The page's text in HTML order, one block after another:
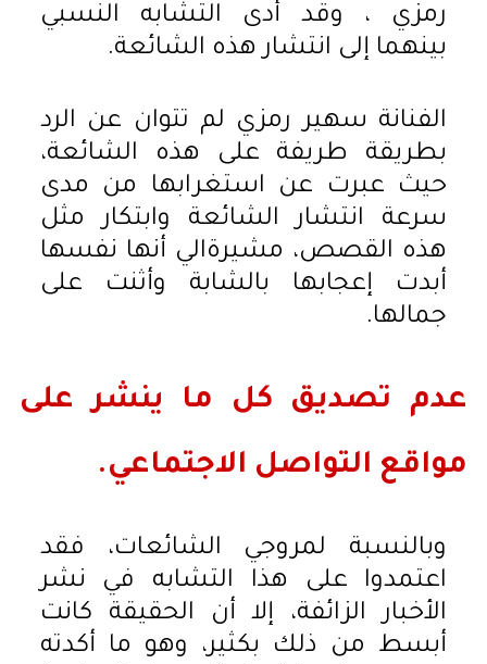
رمزي ، وقد أدى التشابه النسبي
بينهما إلى انتشار هذه الشائعة.
الفنانة سهير رمزي لم تتوان عن الرد
بطريقة طريفة على هذه الشائعة،
حيث عبرت عن استغرابها من مدى
سرعة انتشار الشائعة وابتكار مثل
هذه القصص، مشيرةالي أنها نفسها
أبدت إعجابها بالشابة وأثنت على
جمالها.
عدم تصديق كل ما ينشر على
مواقع التواصل الاجتماعي.
وبالنسبة لمروجي الشائعات، فقد
اعتمدوا على هذا التشابه في نشر
الأخبار الزائفة، إلا أن الحقيقة كانت
أبسط من ذلك بكثير، وهو ما أكدته